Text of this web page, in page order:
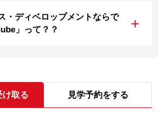
・ディベロップメントならで
」って？？
+
け取る 見学予約をする